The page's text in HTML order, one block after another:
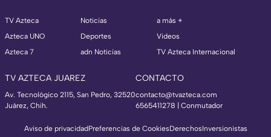
TV Azteca
Azteca UNO
Azteca 7
Noticias
Deportes
adn Noticias
a más +
Videos
TV Azteca Internacional
TV AZTECA JUAREZ
Av. Tecnológico 2115, San Pedro, 32520
Juárez, Chih.
CONTACTO
contacto@tvazteca.com
6565411278 | Conmutador
Aviso de privacidadPreferencias de CookiesDerechosInversionistas